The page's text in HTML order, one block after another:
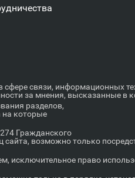
сфере связи, информационных
за мнения, высказанные в
разделов,
на которые
Гражданского
возможно только
право